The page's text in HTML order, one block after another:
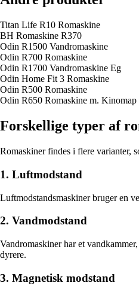
Titan Life R10 Romaskine
BH Romaskine R370
Odin R1500 Vandromaskine
Odin R700 Romaskine
Odin R1700 Vandromaskine Eg
Odin Home Fit 3 Romaskine
Odin R500 Romaskine
Odin R650 Romaskine m. Kinomap
Forskellige typer af
Romaskiner findes i flere varianter,
1. Luftmodstand
Luftmodstandsmaskiner bruger en
2. Vandmodstand
Vandromaskiner har et
dyrere.
3. Magnetisk modstand